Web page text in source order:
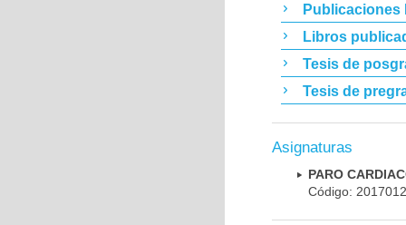
Publicaciones
Libros
Tesis de
Tesis de
Asignaturas
PARO
Código: